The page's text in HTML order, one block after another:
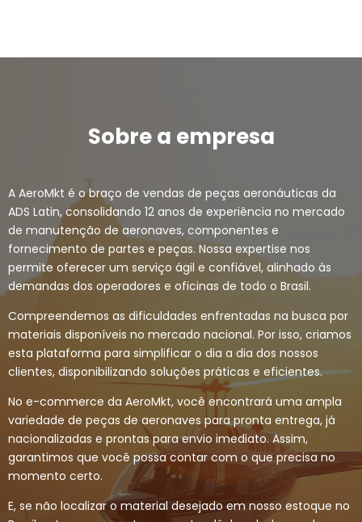
Sobre a empresa
A AeroMkt é o braço de vendas de peças aeronáuticas da
ADS Latin, consolidando 12 anos de experiência no mercado
de manutenção de aeronaves, componentes e
fornecimento de partes e peças. Nossa expertise nos
permite oferecer um serviço ágil e confiável, alinhado às
demandas dos operadores e oficinas de todo o Brasil.
Compreendemos as dificuldades enfrentadas na busca por
materiais disponíveis no mercado nacional. Por isso, criamos
esta plataforma para simplificar o dia a dia dos nossos
clientes, disponibilizando soluções práticas e eficientes.
No e-commerce da AeroMkt, você encontrará uma ampla
variedade de peças de aeronaves para pronta entrega, já
nacionalizadas e prontas para envio imediato. Assim,
garantimos que você possa contar com o que precisa no
momento certo.
E, se não localizar o material desejado em nosso estoque no